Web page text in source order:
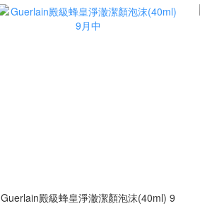
Guerlain殿級蜂皇淨澈潔顏泡沫(40ml) 9